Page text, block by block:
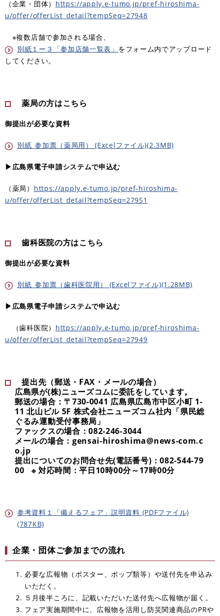
（企業・団体） https://apply.e-tumo.jp/pref-hiroshima-
u/offer/offerList_detail?tempSeq=27948
※複数店舗で参加される場合、
別紙１ー３「参加店舗一覧表」 をフォーム内でアップロード
してください。
薬局の方はこちら
御提出が必要な資料
別紙_参加票（薬局用） (Excelファイル)(2.3MB)
▶広島県電子申請システムで申込む
（薬局） https://apply.e-tumo.jp/pref-hiroshima-
u/offer/offerList_detail?tempSeq=27951
歯科医院の方はこちら
御提出が必要な資料
別紙_参加票（歯科医院用） (Excelファイル)(1.28MB)
▶広島県電子申請システムで申込む
（歯科医院） https://apply.e-tumo.jp/pref-hiroshima-
u/offer/offerList_detail?tempSeq=27949
​提出先（郵送・FAX・メールの場合）​
広島県が(株)ニューズコムに委託をしています。
郵送の場合：〒730-0041 広島県広島市中区小町 1-
11 北山ビル 5F 株式会社ニューズコム社内「県民総
ぐるみ運動受付事務局」
ファックスの場合：082-246-3044
メールの場合：gensai-hiroshima@news-com.c
o.jp
提出についてのお問合せ先(電話番号)：082-544-79
00 ※ 対応時間：平日10時00分～17時00分
参考資料１「備えるフェア」説明資料 (PDFファイル)
(787KB)
企業・団体ご参加までの流れ
必要な広報物（ポスター、ポップ類等）や送付先を申込み
いただく。
５月後半ころに、記載いただいた送付先へ広報物が届く。
フェア実施期間中に、広報物を活用し防災関連商品のPRや